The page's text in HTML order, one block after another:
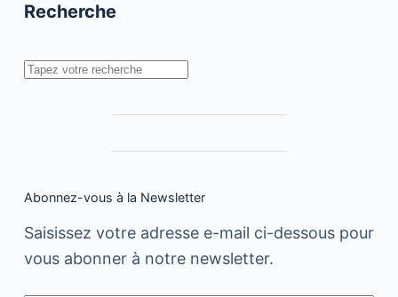
jobs
Recherche
Rechercher
Abonnez-vous à la Newsletter
Saisissez votre adresse e-mail ci-dessous pour
vous abonner à notre newsletter.